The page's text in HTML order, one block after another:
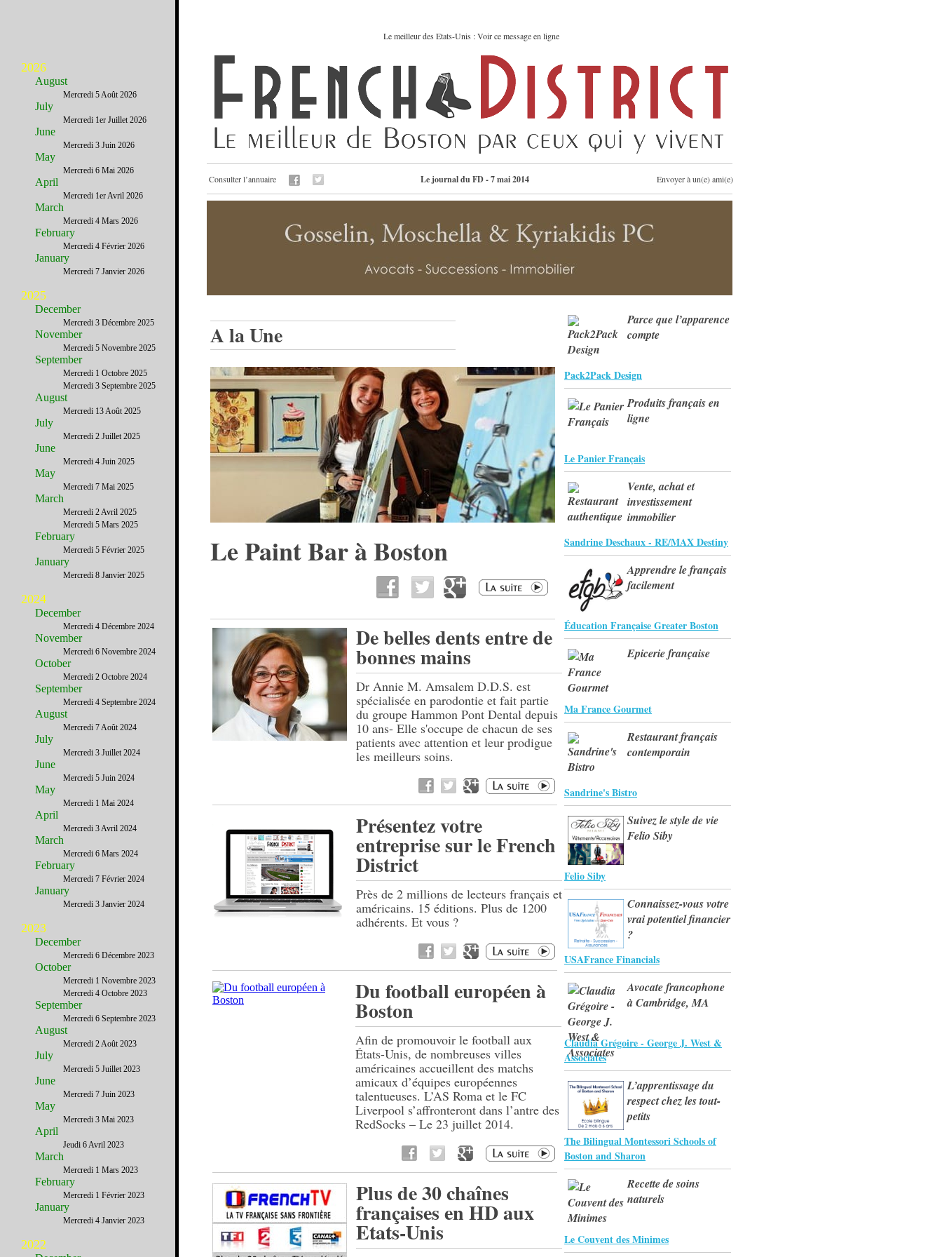
Le meilleur des Etats-Unis : Voir ce message en ligne
Consulter l’annuaire Le journal du FD - 7 mai 2014 Envoyer à un(e) ami(e)
A la Une
Le Paint Bar à Boston
De belles dents entre de
bonnes mains
Dr Annie M. Amsalem D.D.S. est
spécialisée en parodontie et fait partie
du groupe Hammon Pont Dental depuis
10 ans- Elle s'occupe de chacun de ses
patients avec attention et leur prodigue
les meilleurs soins.
Présentez votre
entreprise sur le French
District
Près de 2 millions de lecteurs français et
américains. 15 éditions. Plus de 1200
adhérents. Et vous ?
Du football européen à
Boston
Afin de promouvoir le football aux
États-Unis, de nombreuses villes
américaines accueillent des matchs
amicaux d’équipes européennes
talentueuses. L’AS Roma et le FC
Liverpool s’affronteront dans l’antre des
RedSocks – Le 23 juillet 2014.
Plus de 30 chaînes
françaises en HD aux
Etats-Unis
Parce que l’apparence
compte
Pack2Pack Design
Produits français en
ligne
Le Panier Français
Vente, achat et
investissement
immobilier
Sandrine Deschaux - RE/MAX Destiny
Apprendre le français
facilement
Éducation Française Greater Boston
Epicerie française
Ma France Gourmet
Restaurant français
contemporain
Sandrine's Bistro
Suivez le style de vie
Felio Siby
Felio Siby
Connaissez-vous votre
vrai potentiel financier
?
USAFrance Financials
Avocate francophone
à Cambridge, MA
Claudia Grégoire - George J. West &
Associates
L’apprentissage du
respect chez les tout-
petits
The Bilingual Montessori Schools of
Boston and Sharon
Recette de soins
naturels
Le Couvent des Minimes
2026
August
Mercredi 5 Août 2026
July
Mercredi 1er Juillet 2026
June
Mercredi 3 Juin 2026
May
Mercredi 6 Mai 2026
April
Mercredi 1er Avril 2026
March
Mercredi 4 Mars 2026
February
Mercredi 4 Février 2026
January
Mercredi 7 Janvier 2026
2025
December
Mercredi 3 Décembre 2025
November
Mercredi 5 Novembre 2025
September
Mercredi 1 Octobre 2025
Mercredi 3 Septembre 2025
August
Mercredi 13 Août 2025
July
Mercredi 2 Juillet 2025
June
Mercredi 4 Juin 2025
May
Mercredi 7 Mai 2025
March
Mercredi 2 Avril 2025
Mercredi 5 Mars 2025
February
Mercredi 5 Février 2025
January
Mercredi 8 Janvier 2025
2024
December
Mercredi 4 Décembre 2024
November
Mercredi 6 Novembre 2024
October
Mercredi 2 Octobre 2024
September
Mercredi 4 Septembre 2024
August
Mercredi 7 Août 2024
July
Mercredi 3 Juillet 2024
June
Mercredi 5 Juin 2024
May
Mercredi 1 Mai 2024
April
Mercredi 3 Avril 2024
March
Mercredi 6 Mars 2024
February
Mercredi 7 Février 2024
January
Mercredi 3 Janvier 2024
2023
December
Mercredi 6 Décembre 2023
October
Mercredi 1 Novembre 2023
Mercredi 4 Octobre 2023
September
Mercredi 6 Septembre 2023
August
Mercredi 2 Août 2023
July
Mercredi 5 Juillet 2023
June
Mercredi 7 Juin 2023
May
Mercredi 3 Mai 2023
April
Jeudi 6 Avril 2023
March
Mercredi 1 Mars 2023
February
Mercredi 1 Février 2023
January
Mercredi 4 Janvier 2023
2022